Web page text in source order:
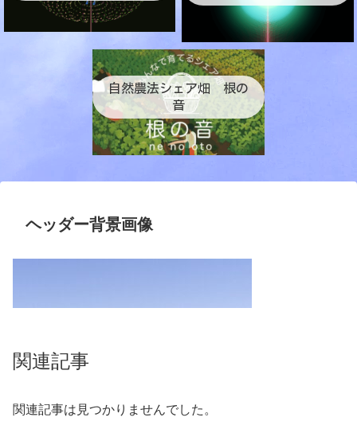
自然農法シェア畑 根の
音
ヘッダー背景画像
関連記事
関連記事は見つかりませんでした。